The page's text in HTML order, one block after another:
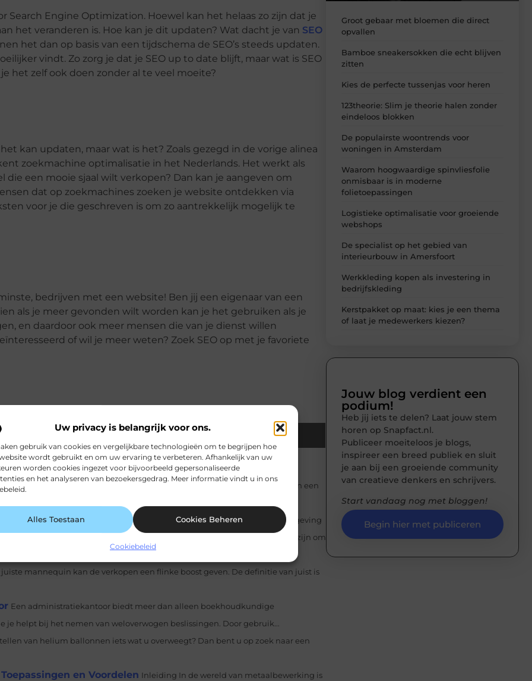
Uw privacy is belangrijk voor ons.
gebruik van cookies en vergelijkbare technologieën om te begrijpen hoe
wordt gebruikt en om uw ervaring te verbeteren. Afhankelijk van uw
worden cookies ingezet voor bijvoorbeeld gepersonaliseerde
en het analyseren van bezoekersgedrag. Meer informatie vindt u in ons
Alles Toestaan Cookies Beheren
Cookiebeleid
Search Engine Optimization. Hoewel kan het helaas zo zijn dat je
het veranderen is. Hoe kan je dit updaten? Wat dacht je van SEO
het dan op basis van een tijdschema de SEO’s steeds updaten.
vindt. Zo zorg je dat je SEO up to date blijft, maar wat is SEO
het zelf ook doen zonder al te veel moeite?
kan updaten, maar wat is het? Zoals gezegd in de vorige alinea
zoekmachine optimalisatie in het Nederlands. Het werkt als
een mooie sjaal wilt verkopen? Dan kan je aangeven om
dat op zoekmachines zoeken je website ontdekken via
voor je die geschreven is om zo aantrekkelijk mogelijk te
bedrijven met een website! Ben jij een eigenaar van een
als je meer gevonden wilt worden kan je het gebruiken als je
en daardoor ook meer mensen die van je dienst willen
of wil je meer weten? Zoek SEO op met je favoriete
Pinterest LinkedIn Email
administratieve problemen op. Of het nou gaat om het opzetten van een
de Kracht van Arbodienst Amsterdam In de dynamische omgeving
voor bedrijven die streven naar succes. Het kan een behoorlijke uitdaging zijn om
mannequin kan de verkopen een flinke boost geven. De definitie van juist is
Een administratiekantoor biedt meer dan alleen boekhoudkundige
helpt bij het nemen van weloverwogen beslissingen. Door gebruik...
van helium ballonnen iets wat u overweegt? Dan bent u op zoek naar een
en Voordelen Inleiding In de wereld van metaalbewerking is
Groot gebaar met bloemen die direct
opvallen
Bamboe sneakersokken die echt blijven
zitten
Kies de perfecte tussenjas voor heren
123theorie: Slim je theorie halen zonder
eindeloos blokken
De populairste woontrends voor
woningen in Amsterdam
Waarom hoogwaardige spinvliesfolie
onmisbaar is in moderne
folietoepassingen
Logistieke optimalisatie voor groeiende
webshops
De specialist op het gebied van
interieurbouw in Amersfoort
Werkkleding kopen als investering in
bedrijfskleding
Kerstpakket op maat: kies je een thema
of laat je medewerkers kiezen?
Jouw blog verdient een
podium!
Heb jij iets te delen? Laat jouw stem
horen op Snapfact.nl.
Publiceer moeiteloos je blogs,
inspireer een breed publiek en sluit
je aan bij een groeiende community
van creatieve denkers en schrijvers.
Start vandaag nog met bloggen!
Begin hier met publiceren